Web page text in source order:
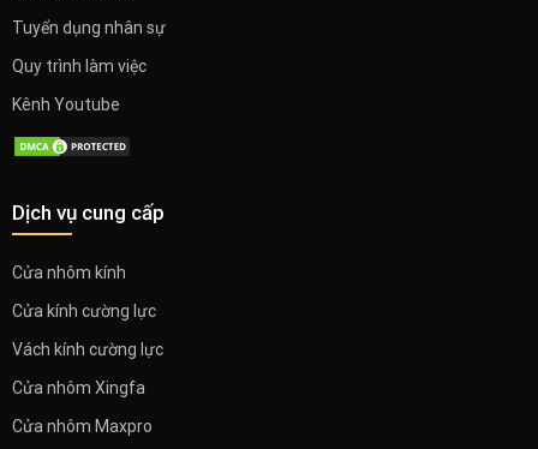
Tuyển dụng nhân sự
Quy trình làm việc
Kênh Youtube
Dịch vụ cung cấp
Cửa nhôm kính
Cửa kính cường lực
Vách kính cường lực
Cửa nhôm Xingfa
Cửa nhôm Maxpro